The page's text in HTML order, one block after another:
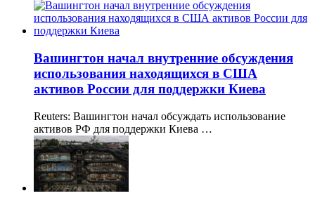
Вашингтон начал внутренние обсуждения
использования находящихся в США
активов России для поддержки Киева
Reuters: Вашингтон начал обсуждать использование
активов РФ для поддержки Киева …